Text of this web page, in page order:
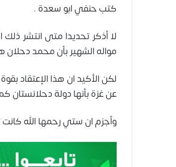
كتب حنفي ابو سعدة .
لا أذكر تحديدا متى انتشر
مواله الشهير بأن محمد دحلان
لكن الأكيد ان هذا الإعتقاد
عن غزة بأنها دولة دحلانستان
وأجزم ان ستي رحمها الله كانت